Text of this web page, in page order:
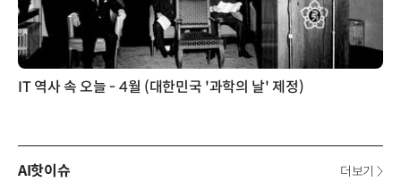
IT 역사 속 오늘 - 4월 (대한민국 '과학의 날' 제정)
AI핫이슈 더보기